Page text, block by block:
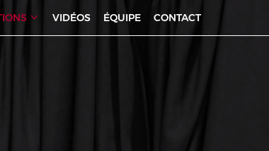
VIDÉOS ÉQUIPE CONTACT